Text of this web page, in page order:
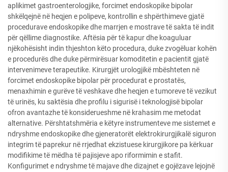
aplikimet gastroenterologjike, forcimet endoskopike bipolar
shkëlqejnë në heqjen e polipeve, kontrollin e shpërthimeve gjatë
procedurave endoskopike dhe marrjen e mostrave të sakta të indit
për qëllime diagnostike. Aftësia për të kapur dhe koaguluar
njëkohësisht indin thjeshton këto procedura, duke zvogëluar kohën
e procedurës dhe duke përmirësuar komoditetin e pacientit gjatë
intervenimeve terapeutike. Kirurgjët urologjikë mbështeten në
forcimet endoskopike bipolar për procedurat e prostatës,
menaxhimin e gurëve të veshkave dhe heqjen e tumoreve të vezikut
të urinës, ku saktësia dhe profilu i sigurisë i teknologjisë bipolar
ofron avantazhe të konsiderueshme në krahasim me metodat
alternative. Përshtatshmëria e këtyre instrumenteve me sistemet e
ndryshme endoskopike dhe gjeneratorët elektrokirurgjikalë siguron
integrim të paprekur në rrjedhat ekzistuese kirurgjikore pa kërkuar
modifikime të mëdha të pajisjeve apo riformimin e stafit.
Konfigurimet e ndryshme të majave dhe dizajnet e gojëzave lejojnë